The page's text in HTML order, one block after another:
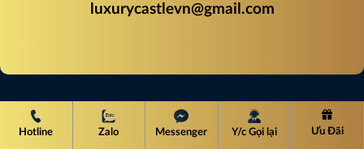
luxurycastlevn@gmail.com
Hotline Zalo Messenger Y/c Gọi lại Ưu Đãi